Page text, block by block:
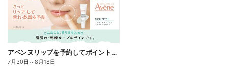
アベンヌリップを予約してポイントゲット!
7月30日 ～8月18日